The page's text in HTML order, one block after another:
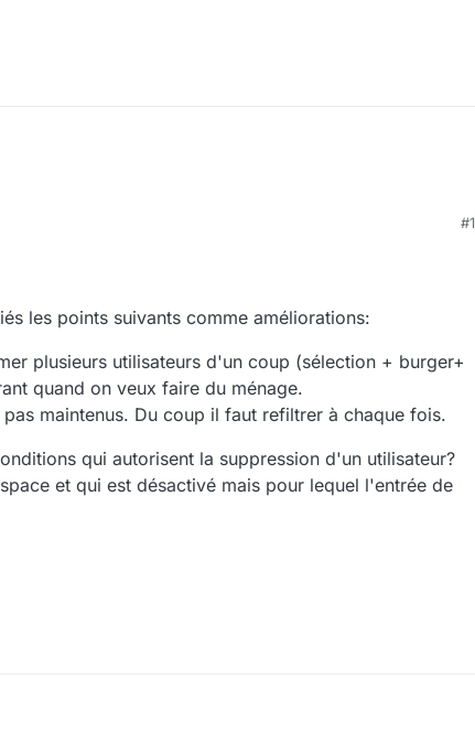
#1
les points suivants comme améliorations:
plusieurs utilisateurs d'un coup (sélection + burger+
quand on veux faire du ménage.
maintenus. Du coup il faut refiltrer à chaque fois.
qui autorisent la suppression d'un utilisateur?
et qui est désactivé mais pour lequel l'entrée de